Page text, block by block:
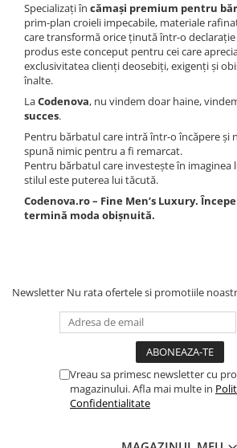
Specializați în cămași premium pentru
prim-plan croieli impecabile, materiale
care transformă orice ținută într-o declarație
produs este conceput pentru cei care
exclusivitatea clienți deosebiți, exigenți și
înalte.
LaCodenova, nu vindem doar haine,
succes.
Pentru bărbatul care intră într-o încăpere și
spună nimic pentru a fi remarcat.
Pentru bărbatul care investește în imaginea
stilul este puterea lui tăcută.
Codenova.ro – Fine Men’s Luxury.
termină moda obișnuită.
Newsletter Nu rata ofertele si promotiile
Vreau sa primesc newsletter cu
magazinului. Afla mai multe in
Confidentialitate